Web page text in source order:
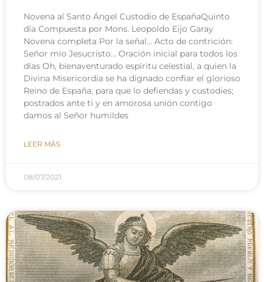
Novena al Santo Ángel Custodio de EspañaQuinto
día Compuesta por Mons. Leopoldo Eijo Garay
Novena completa Por la señal… Acto de contrición:
Señor mío Jesucristo… Oración inicial para todos los
días Oh, bienaventurado espíritu celestial, a quien la
Divina Misericordia se ha dignado confiar el glorioso
Reino de España, para que lo defiendas y custodies;
postrados ante ti y en amorosa unión contigo
damos al Señor humildes
LEER MÁS
08/07/2021